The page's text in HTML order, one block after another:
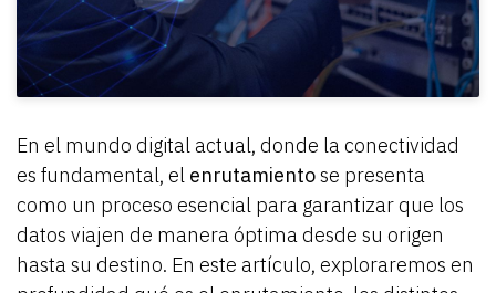
En el mundo digital actual, donde la conectividad
es fundamental, el enrutamientose presenta
como un proceso esencial para garantizar que los
datos viajen de manera óptima desde su origen
hasta su destino. En este artículo, exploraremos en